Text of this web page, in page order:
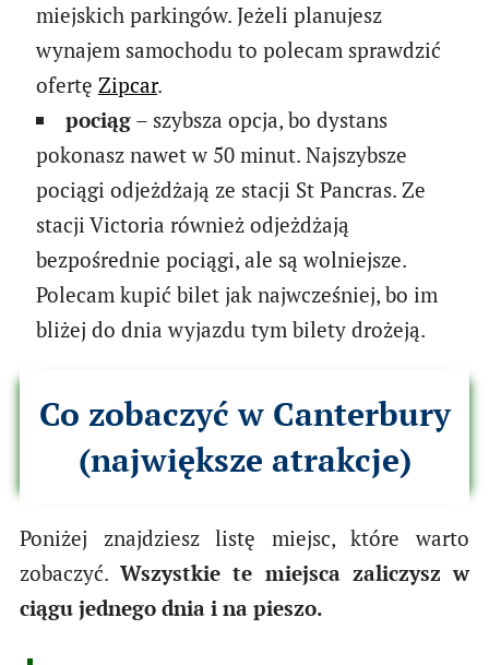
miejskich parkingów. Jeżeli planujesz
wynajem samochodu to polecam sprawdzić
ofertę Zipcar.
pociąg– szybsza opcja, bo dystans
pokonasz nawet w 50 minut. Najszybsze
pociągi odjeżdżają ze stacji St Pancras. Ze
stacji Victoria również odjeżdżają
bezpośrednie pociągi, ale są wolniejsze.
Polecam kupić bilet jak najwcześniej, bo im
bliżej do dnia wyjazdu tym bilety drożeją.
Co zobaczyć w Canterbury
(największe atrakcje)
Poniżej znajdziesz listę miejsc, które warto
zobaczyć.Wszystkie te miejsca zaliczysz w
ciągu jednego dnia i na pieszo.